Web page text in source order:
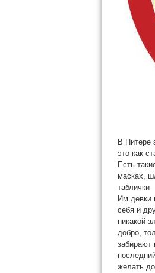
В Питере
это как
Есть
масках,
таблички
Им девки
себя и
никакой
добро,
забирают
желать